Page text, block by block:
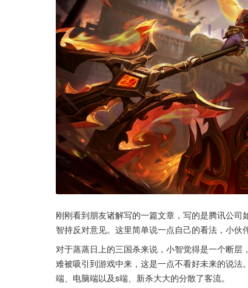
刚刚看到朋友诸解写的一篇文章，写的是腾讯公
智持反对意见。这里简单说一点自己的看法，小伙
对于蒸蒸日上的三国杀来说，小智觉得是一个断
难被吸引到游戏中来，这是一点不看好未来的说
端、电脑端以及s端、新杀大大的分散了客流。